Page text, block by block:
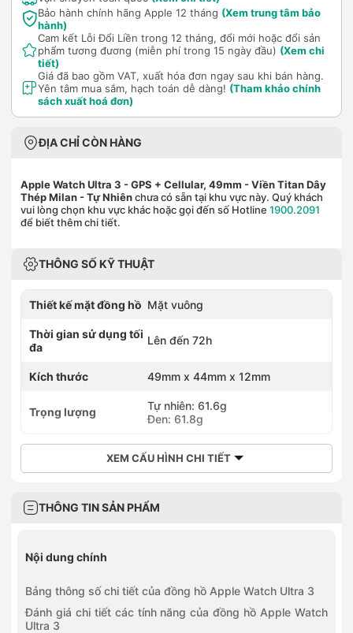
Bảo hành chính hãng Apple 12 tháng (Xem trung tâm bảo
hành)
Cam kết Lỗi Đổi Liền trong 12 tháng, đổi mới hoặc đổi sản
phẩm tương đương (miễn phí trong 15 ngày đầu) (Xem chi
tiết)
Giá đã bao gồm VAT, xuất hóa đơn ngay sau khi bán hàng.
Yên tâm mua sắm, hạch toán dễ dàng! (Tham khảo chính
sách xuất hoá đơn)
ĐỊA CHỈ CÒN HÀNG
Apple Watch Ultra 3 - GPS + Cellular, 49mm - Viền Titan Dây
Thép Milan - Tự Nhiênchưa có sẵn tại khu vực này. Quý khách
vui lòng chọn khu vực khác hoặc gọi đến số Hotline 1900.2091
để biết thêm chi tiết.
THÔNG SỐ KỸ THUẬT
Thiết kế mặt đồng hồ Mặt vuông
Thời gian sử dụng tối
đa
Lên đến 72h
Kích thước 49mm x 44mm x 12mm
Trọng lượng
Tự nhiên: 61.6g
Đen: 61.8g
XEM CẤU HÌNH CHI TIẾT
THÔNG TIN SẢN PHẨM
Nội dung chính
Bảng thông số chi tiết của đồng hồ Apple Watch Ultra 3
Đánh giá chi tiết các tính năng của đồng hồ Apple Watch
Ultra 3